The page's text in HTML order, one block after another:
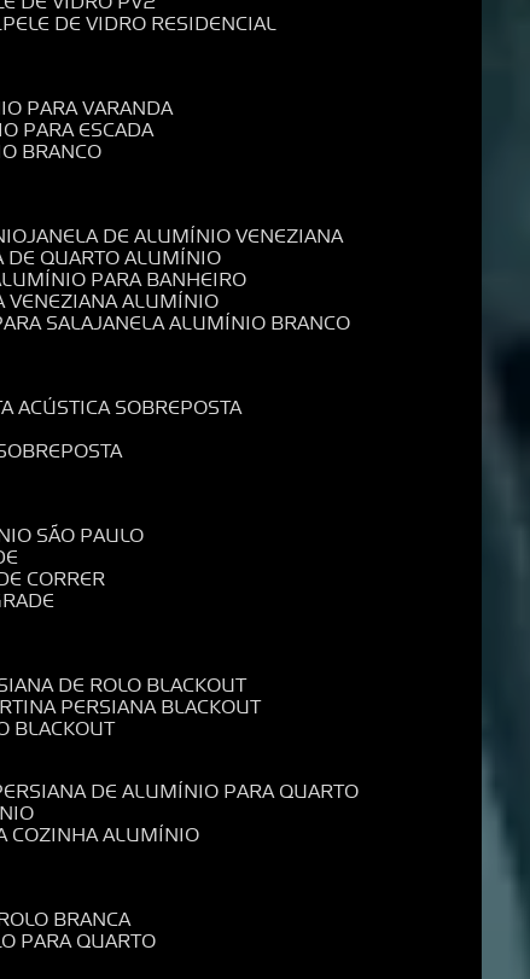
PELE DE VIDRO RESIDENCIAL
PARA VARANDA
PARA ESCADA
BRANCO
JANELA DE ALUMÍNIO VENEZIANA
DE QUARTO ALUMÍNIO
PARA BANHEIRO
VENEZIANA ALUMÍNIO
SALA JANELA ALUMÍNIO BRANCO
ACÚSTICA SOBREPOSTA
SÃO PAULO
CORRER
DE ROLO BLACKOUT
PERSIANA BLACKOUT
BLACKOUT
PERSIANA DE ALUMÍNIO PARA QUARTO
COZINHA ALUMÍNIO
BRANCA
PARA QUARTO